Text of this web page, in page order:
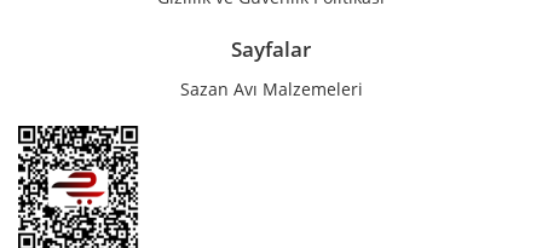
Sayfalar
Sazan Avı Malzemeleri